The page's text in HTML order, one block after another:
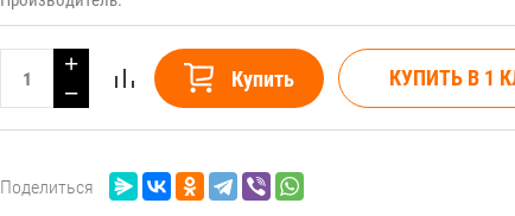
−
+
Купить КУПИТЬ В 1
Поделиться